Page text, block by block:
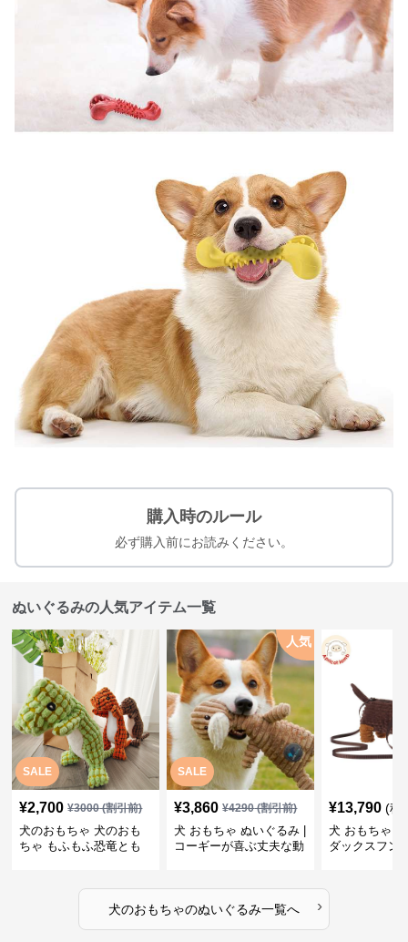
購入時のルール
必ず購入前にお読みください。
ぬいぐるみの人気アイテム一覧
SALE
¥2,700 ¥3000(割引前)
犬のおもちゃ 犬のおも
ちゃ もふもふ恐竜とも
SALE
人気
¥3,860 ¥4290(割引前)
犬 おもちゃ ぬいぐるみ |
コーギーが喜ぶ丈夫な動
¥13,790 (税
犬 おもちゃ
ダックスフン
犬のおもちゃのぬいぐるみ一覧へ ›